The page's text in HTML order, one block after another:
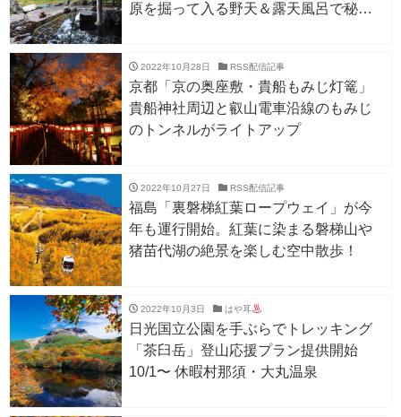
原を掘って入る野天＆露天風呂で秘境
2022年10月28日 RSS配信記事
京都「京の奥座敷・貴船もみじ灯篭」
貴船神社周辺と叡山電車沿線のもみじ
のトンネルがライトアップ
2022年10月27日 RSS配信記事
福島「裏磐梯紅葉ロープウェイ」が今
年も運行開始。紅葉に染まる磐梯山や
猪苗代湖の絶景を楽しむ空中散歩！
2022年10月3日 はや耳
日光国立公園を手ぶらでトレッキング
「茶臼岳」登山応援プラン提供開始
10/1〜 休暇村那須・大丸温泉